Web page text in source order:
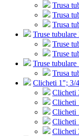
Trusa
Trusa
Trusa
Truse tubulare
Truse
Truse
Truse tubulare
Trusa
Clicheti 1"; 3/
Clicheti
Clicheti
Clicheti
Clicheti
Clicheti